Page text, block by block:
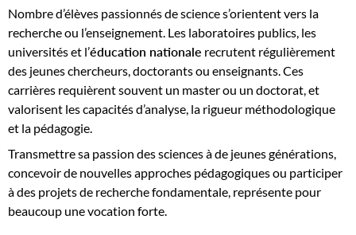
Nombre d’élèves passionnés de science s’orientent vers la
recherche ou l’enseignement. Les laboratoires publics, les
universités et l’éducation nationale recrutent régulièrement
des jeunes chercheurs, doctorants ou enseignants. Ces
carrières requièrent souvent un master ou un doctorat, et
valorisent les capacités d’analyse, la rigueur méthodologique
et la pédagogie.
Transmettre sa passion des sciences à de jeunes générations,
concevoir de nouvelles approches pédagogiques ou participer
à des projets de recherche fondamentale, représente pour
beaucoup une vocation forte.